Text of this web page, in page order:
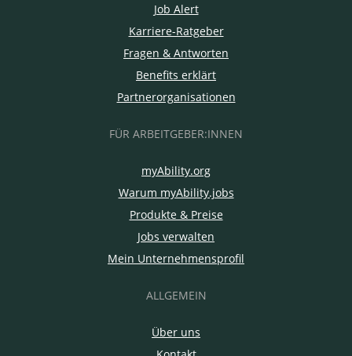
Job Alert
Karriere-Ratgeber
Fragen & Antworten
Benefits erklärt
Partnerorganisationen
FÜR ARBEITGEBER:INNEN
myAbility.org
Warum myAbility.jobs
Produkte & Preise
Jobs verwalten
Mein Unternehmensprofil
ALLGEMEIN
Über uns